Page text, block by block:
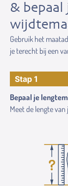
&
Gebruik het
je terecht bij een
Stap 1
Bepaal je
Meet de lengte